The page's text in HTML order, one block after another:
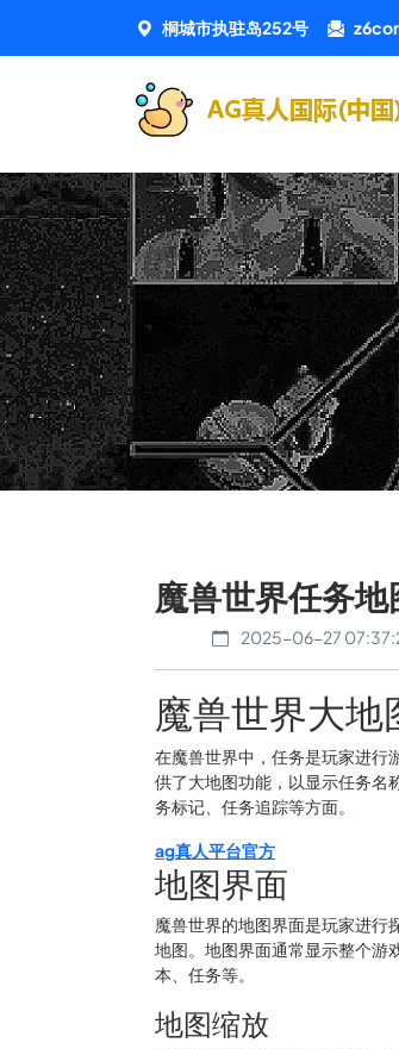
桐城市执驻岛252号
魔兽世界任务
2025-06-27
魔兽世界大
在魔兽世界中，任务是玩家进行
供了大地图功能，以显示任务名
务标记、任务追踪等方面。
ag真人平台官方
地图界面
魔兽世界的地图界面是玩家进行
地图。地图界面通常显示整个游
本、任务等。
地图缩放